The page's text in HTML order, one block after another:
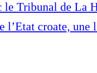
le Tribunal de La
croate, une